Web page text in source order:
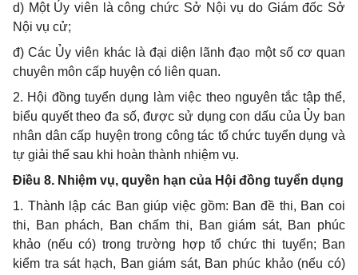
d) Một Ủy viên là công chức Sở Nội vụ do Giám đốc Sở
Nội vụ cử;
đ) Các Ủy viên khác là đại diện lãnh đạo một số cơ quan
chuyên môn cấp huyện có liên quan.
2. Hội đồng tuyển dụng làm việc theo nguyên tắc tập thể,
biểu quyết theo đa số, được sử dụng con dấu của Ủy ban
nhân dân cấp huyện trong công tác tổ chức tuyển dụng và
tự giải thể sau khi hoàn thành nhiệm vụ.
Điều 8. Nhiệm vụ, quyền hạn của Hội đồng tuyển dụng
1. Thành lập các Ban giúp việc gồm: Ban đề thi, Ban coi
thi, Ban phách, Ban chấm thi, Ban giám sát, Ban phúc
khảo (nếu có) trong trường hợp tổ chức thi tuyển; Ban
kiểm tra sát hạch, Ban giám sát, Ban phúc khảo (nếu có)